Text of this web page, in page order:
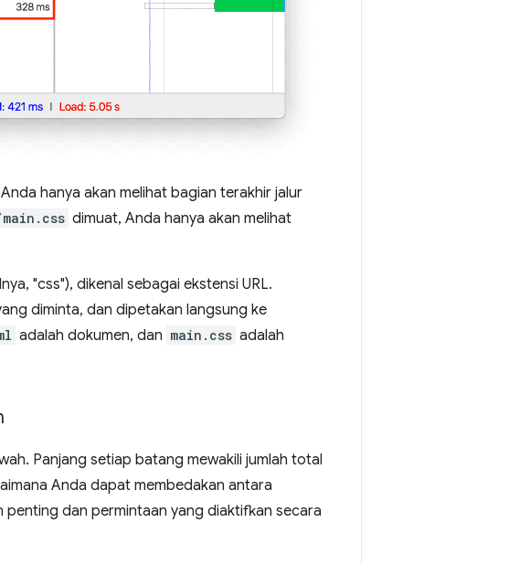
hanya akan melihat bagian terakhir jalur
dimuat, Anda hanya akan melihat
"css"), dikenal sebagai ekstensi URL.
diminta, dan dipetakan langsung ke
adalah dokumen, dan main.css adalah
Panjang setiap batang mewakili jumlah total
Anda dapat membedakan antara
dan permintaan yang diaktifkan secara